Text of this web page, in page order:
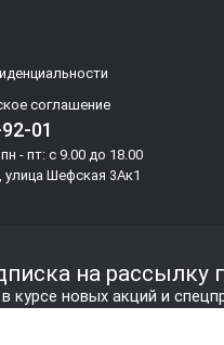
соглашение
01
- пт: с 9.00 до 18.00
улица Шефская 3Ак1
на рассылку
курсе новых акций и